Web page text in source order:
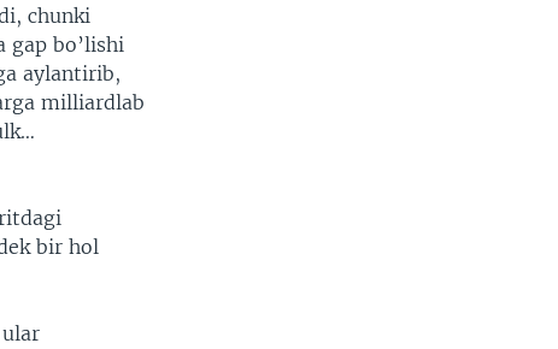
chunki
gap bo’lishi
aylantirib,
milliardlab
bir hol